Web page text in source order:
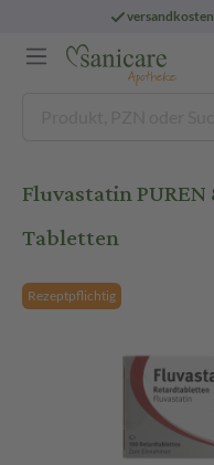
Fluvastatin
Tabletten
Rezeptpflichtig